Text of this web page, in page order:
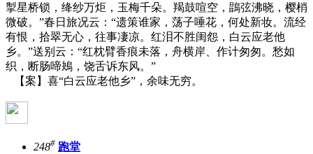
掣星桥锁，绛纱万炬，玉梅千朵。羯鼓喧空，鵾弦沸晓，樱梢
微破。”春日旅况云：“遗策谁家，荡子唾花，何处新妆。流经
有恨，拾翠无心，往事凄凉。红泪不胜闺怨，白云应老他
乡。”送别云：“红枕臂香痕未落，舟横岸、作计匆匆。愁如
织，断肠啼鴂，饶舌诉东风。”
【案】喜“白云应老他乡”，余味无穷。
248# 跑堂